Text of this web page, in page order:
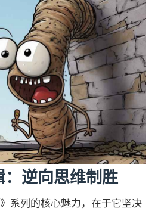
：逆向思维制胜
系列的核心魅力，在于它坚决